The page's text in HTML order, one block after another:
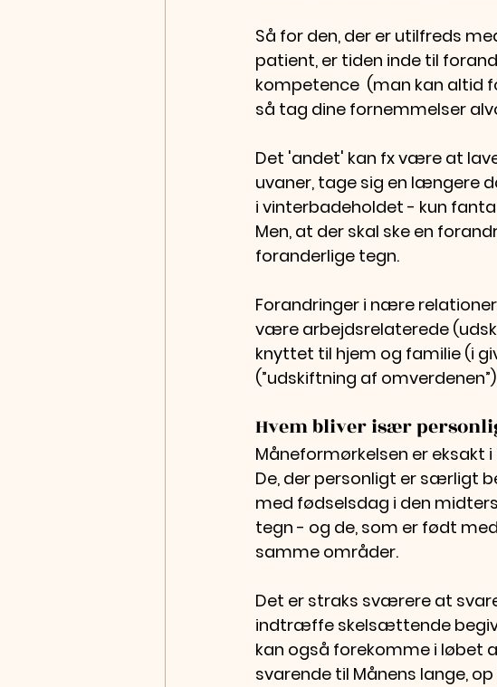
Så for den, der er utilfreds
patient, er tiden inde til
kompetence  (man kan altid
så tag dine fornemmelser
Det 'andet' kan fx være at
uvaner, tage sig en længere
i vinterbadeholdet - kun
Men, at der skal ske en
foranderlige tegn.
Forandringer i nære
være arbejdsrelaterede
knyttet til hjem og familie (i
(”udskiftning af
Hvem bliver især
Måneformørkelsen er eksakt i
De, der personligt er særligt
med fødselsdag i den
tegn - og de, som er født
samme områder.
Det er straks sværere at
indtræffe skelsættende
kan også forekomme i løbet
svarende til Månens lange,